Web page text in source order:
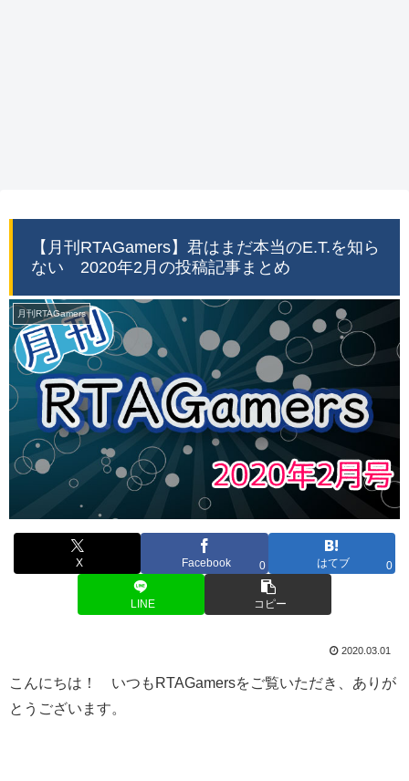
【月刊RTAGamers】君はまだ本当のE.T.を知ら
ない 2020年2月の投稿記事まとめ
月刊RTAGamers
X Facebook 0 はてブ 0
LINE コピー
2020.03.01
こんにちは！ いつもRTAGamersをご覧いただき、ありが
とうございます。